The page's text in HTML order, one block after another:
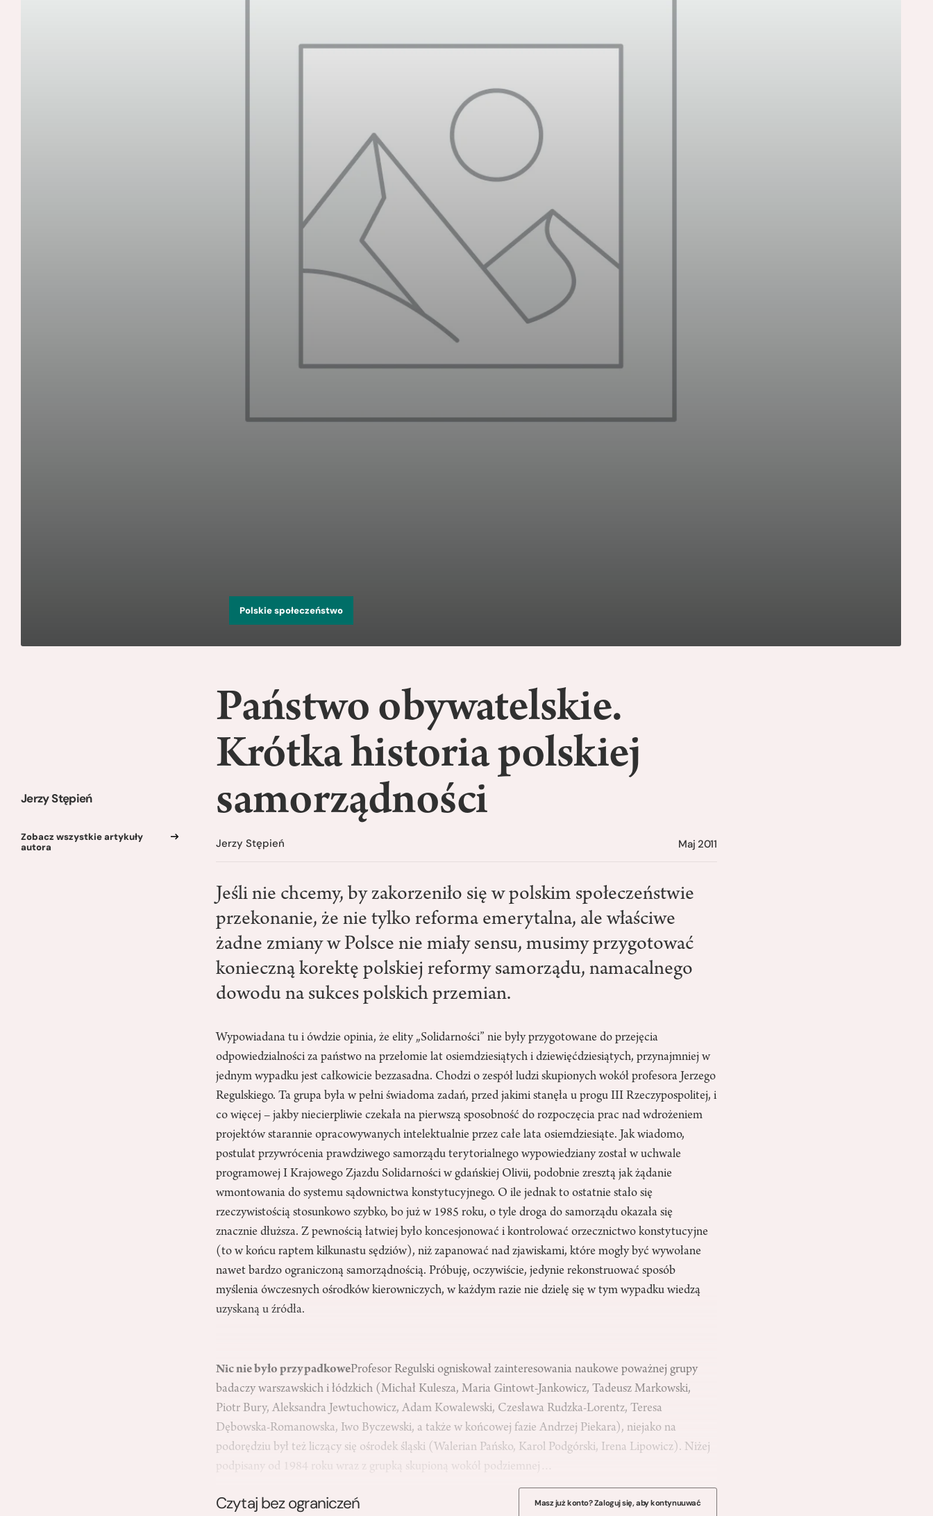
Polskie społeczeństwo
Jerzy Stępień
Zobacz wszystkie artykuły
autora
Państwo obywatelskie.
Krótka historia polskiej
samorządności
Jerzy Stępień Maj 2011
Jeśli nie chcemy, by zakorzeniło się w polskim społeczeństwie
przekonanie, że nie tylko reforma emerytalna, ale właściwe
żadne zmiany w Polsce nie miały sensu, musimy przygotować
konieczną korektę polskiej reformy samorządu, namacalnego
dowodu na sukces polskich przemian.
Wypowiadana tu i ówdzie opinia, że elity „Solidarności” nie były przygotowane do przejęcia
odpowiedzialności za państwo na przełomie lat osiemdziesiątych i dziewięćdziesiątych, przynajmniej w
jednym wypadku jest całkowicie bezzasadna. Chodzi o zespół ludzi skupionych wokół profesora Jerzego
Regulskiego. Ta grupa była w pełni świadoma zadań, przed jakimi stanęła u progu III Rzeczypospolitej, i
co więcej – jakby niecierpliwie czekała na pierwszą sposobność do rozpoczęcia prac nad wdrożeniem
projektów starannie opracowywanych intelektualnie przez całe lata osiemdziesiąte. Jak wiadomo,
postulat przywrócenia prawdziwego samorządu terytorialnego wypowiedziany został w uchwale
programowej I Krajowego Zjazdu Solidarności w gdańskiej Olivii, podobnie zresztą jak żądanie
wmontowania do systemu sądownictwa konstytucyjnego. O ile jednak to ostatnie stało się
rzeczywistością stosunkowo szybko, bo już w 1985 roku, o tyle droga do samorządu okazała się
znacznie dłuższa. Z pewnością łatwiej było koncesjonować i kontrolować orzecznictwo konstytucyjne
(to w końcu raptem kilkunastu sędziów), niż zapanować nad zjawiskami, które mogły być wywołane
nawet bardzo ograniczoną samorządnością. Próbuję, oczywiście, jedynie rekonstruować sposób
myślenia ówczesnych ośrodków kierowniczych, w każdym razie nie dzielę się w tym wypadku wiedzą
uzyskaną u źródła.
Nic nie było przypadkoweProfesor Regulski ogniskował zainteresowania naukowe poważnej grupy
badaczy warszawskich i łódzkich (Michał Kulesza, Maria Gintowt-Jankowicz, Tadeusz Markowski,
Piotr Bury, Aleksandra Jewtuchowicz, Adam Kowalewski, Czesława Rudzka-Lorentz, Teresa
Dębowska-Romanowska, Iwo Byczewski, a także w końcowej fazie Andrzej Piekara), niejako na
podorędziu był też liczący się ośrodek śląski (Walerian Pańsko, Karol Podgórski, Irena Lipowicz). Niżej
podpisany od 1984 roku wraz z grupką skupioną wokół podziemnej…
Czytaj bez ograniczeń Masz już konto? Zaloguj się, aby kontynuuwać